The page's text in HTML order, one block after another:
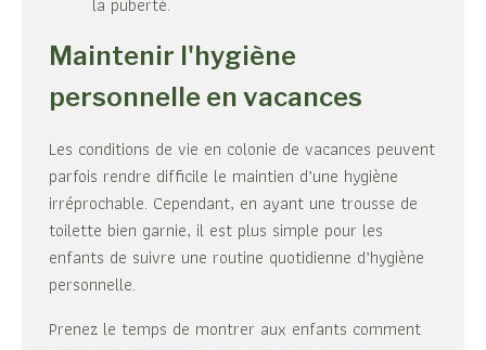
Maintenir l'hygiène
personnelle en vacances
Les conditions de vie en colonie de vacances peuvent
parfois rendre difficile le maintien d’une hygiène
irréprochable. Cependant, en ayant une trousse de
toilette bien garnie, il est plus simple pour les
enfants de suivre une routine quotidienne d’hygiène
personnelle.
Prenez le temps de montrer aux enfants comment